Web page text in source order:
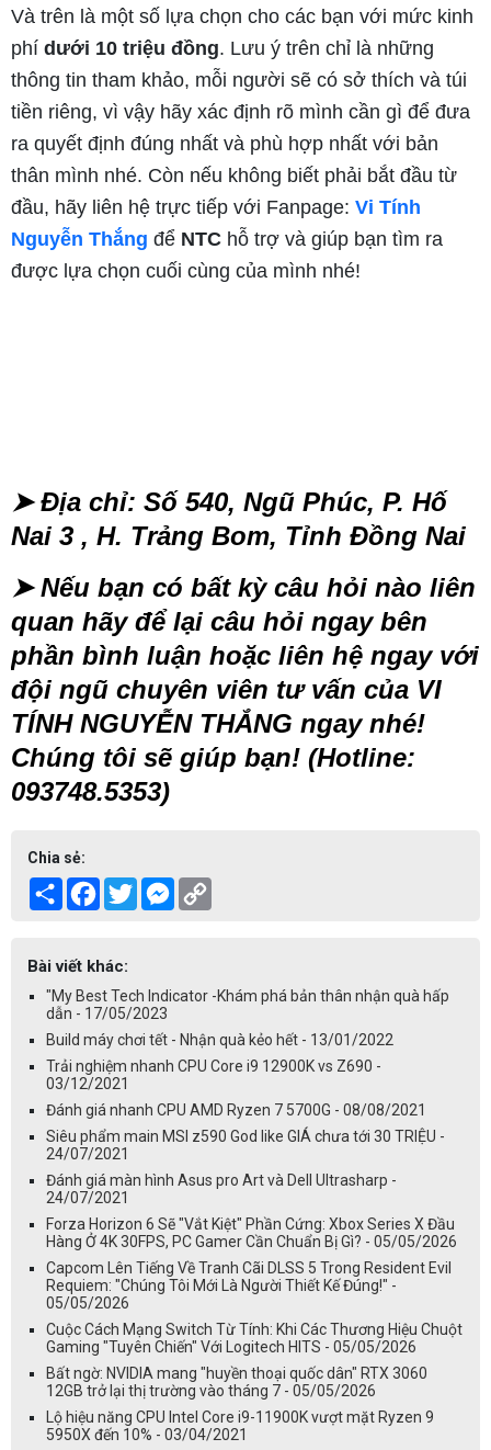
Và trên là một số lựa chọn cho các bạn với mức kinh
phí dưới 10 triệu đồng. Lưu ý trên chỉ là những
thông tin tham khảo, mỗi người sẽ có sở thích và túi
tiền riêng, vì vậy hãy xác định rõ mình cần gì để đưa
ra quyết định đúng nhất và phù hợp nhất với bản
thân mình nhé. Còn nếu không biết phải bắt đầu từ
đầu, hãy liên hệ trực tiếp với Fanpage: Vi Tính
Nguyễn Thắng để NTC hỗ trợ và giúp bạn tìm ra
được lựa chọn cuối cùng của mình nhé!
➤Địa chỉ: Số 540, Ngũ Phúc, P. Hố
Nai 3 , H. Trảng Bom, Tỉnh Đồng Nai
➤Nếu bạn có bất kỳ câu hỏi nào liên
quan hãy để lại câu hỏi ngay bên
phần bình luận hoặc liên hệ ngay với
đội ngũ chuyên viên tư vấn của VI
TÍNH NGUYỄN THẮNG ngay nhé!
Chúng tôi sẽ giúp bạn! (Hotline:
093748.5353)
Chia sẻ:
Share Facebook
TwitterMessenger
Bài viết khác:
"My Best Tech Indicator -Khám phá bản thân nhận quà hấp
dẫn - 17/05/2023
Build máy chơi tết - Nhận quà kẻo hết - 13/01/2022
Trải nghiệm nhanh CPU Core i9 12900K vs Z690 -
03/12/2021
Đánh giá nhanh CPU AMD Ryzen 7 5700G - 08/08/2021
Siêu phẩm main MSI z590 God like GIÁ chưa tới 30 TRIỆU -
24/07/2021
Đánh giá màn hình Asus pro Art và Dell Ultrasharp -
24/07/2021
Forza Horizon 6 Sẽ "Vắt Kiệt" Phần Cứng: Xbox Series X Đầu
Hàng Ở 4K 30FPS, PC Gamer Cần Chuẩn Bị Gì? - 05/05/2026
Capcom Lên Tiếng Về Tranh Cãi DLSS 5 Trong Resident Evil
Requiem: "Chúng Tôi Mới Là Người Thiết Kế Đúng!" -
05/05/2026
Cuộc Cách Mạng Switch Từ Tính: Khi Các Thương Hiệu Chuột
Gaming "Tuyên Chiến" Với Logitech HITS - 05/05/2026
Bất ngờ: NVIDIA mang "huyền thoại quốc dân" RTX 3060
12GB trở lại thị trường vào tháng 7 - 05/05/2026
Lộ hiệu năng CPU Intel Core i9-11900K vượt mặt Ryzen 9
5950X đến 10% - 03/04/2021